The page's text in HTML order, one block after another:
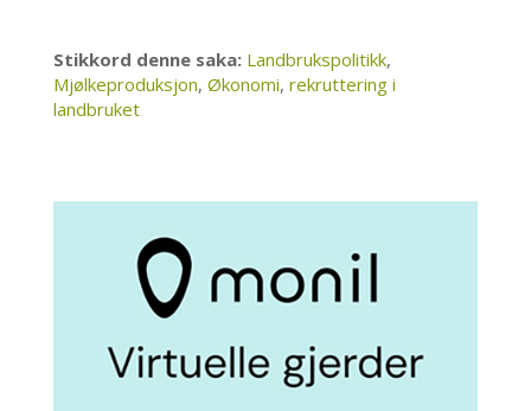
Stikkord denne saka: Landbrukspolitikk,
Mjølkeproduksjon, Økonomi, rekruttering i
landbruket